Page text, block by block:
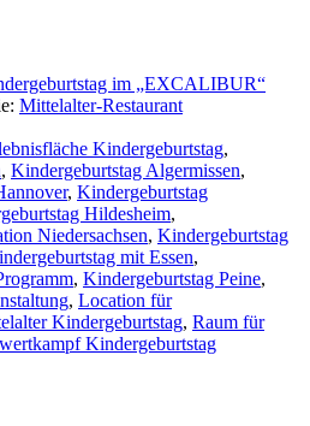
im „EXCALIBUR“
Mittelalter-Restaurant
Kindergeburtstag,
, Kindergeburtstag Algermissen,
, Kindergeburtstag
Hildesheim,
Niedersachsen, Kindergeburtstag
mit Essen,
, Kindergeburtstag Peine,
, Location für
Kindergeburtstag, Raum für
Kindergeburtstag